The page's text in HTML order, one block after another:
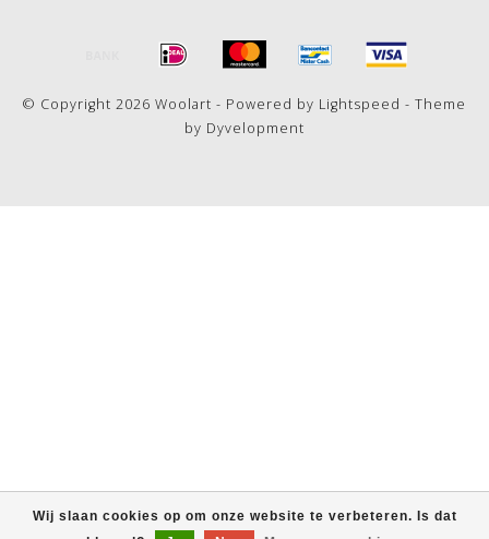
Wij slaan cookies op om onze website te verbeteren. Is dat
© Copyright 2026 Woolart - Powered by Lightspeed - Theme
by Dyvelopment